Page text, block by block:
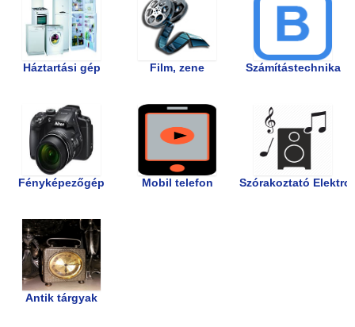
Háztartási gép Film, zene Számítástechnika
Fényképezőgép Mobil telefon Szórakoztató
Antik tárgyak